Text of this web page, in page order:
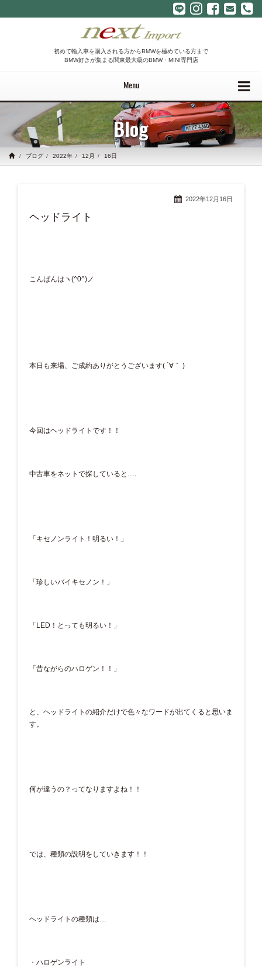
初めて輸入車を購入される方からBMWを極めている方まで
BMW好きが集まる関東最大級のBMW・MINI専門店
Menu
Blog
ブログ 2022年 12月 16日
2022年12月16日
ヘッドライト
こんばんはヽ(^0^)ノ
本日も来場、ご成約ありがとうございます( ´∀｀ )
今回はヘッドライトです！！
中古車をネットで探していると….
「キセノンライト！明るい！」
「珍しいバイキセノン！」
「LED！とっても明るい！」
「昔ながらのハロゲン！！」
と、ヘッドライトの紹介だけで色々なワードが出てくると思いま
す。
何が違うの？ってなりますよね！！
では、種類の説明をしていきます！！
ヘッドライトの種類は…
・ハロゲンライト